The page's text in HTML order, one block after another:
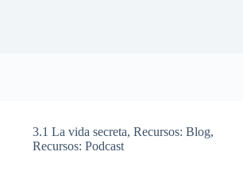
3.1 La vida secreta,Recursos: Blog,
Recursos: Podcast